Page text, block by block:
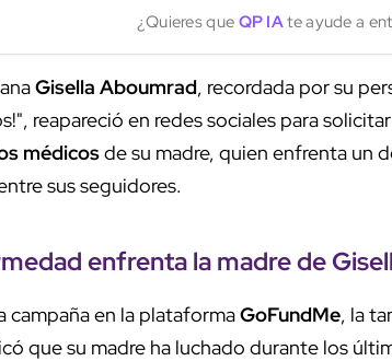
¿Quieres que QP IAte ayude a
Gisella Aboumrad, recordada por su
reapareció en redes sociales para solicitar
médicosde su madre, quien enfrenta un
sus seguidores.
enfrenta la madre de
campaña en la plataformaGoFundMe, la
que su madre ha luchado durante los